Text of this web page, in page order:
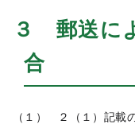
３ 郵送に
合
（１） ２（１）記載